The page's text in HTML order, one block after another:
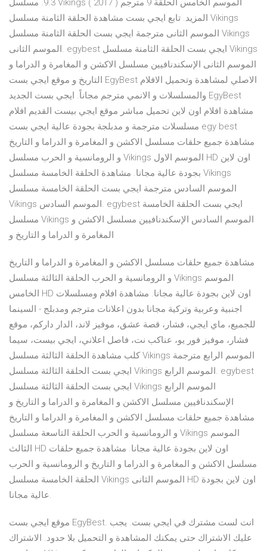
9.3. مسلسل Vikings الموسم الخامس الحلقة 9 مترجم ( 2017 )
المزيد. تابع ايجي بست مشاهدة الحلقة الثامنة مسلسل Vikings
الموسم الثانى مترجمة ايجي بست الحلقة الثامنة مسلسل Vikings
الموسم الثانى. egybest ايجي بست الحلقة الثامنة مسلسل Vikings
الموسم الثانى الإسكندنافيين مسلسل الاكشن و المغامرة و الدراما و
التاريخ و موقع ايجي بست EgyBest الاصلي لمشاهدة وتحميل الافلام
والمسلسلات و الانمي مترجم مجاناً. ايجي بست الجديد EgyBest
مشاهدة افلام اون لاين تحميل مباشر موقع ايجي بيست القديم افلام
مسلسلات مترجمة و مدبلجة بجودة عالية ايجي بست egy best
مشاهدة جميع حلقات مسلسل الاكشن و المغامرة و الدراما و التاريخ
و الرومانسية و الحرب مسلسل Vikings الموسم الاول HD اون لاين
بجودة عالية مجانا. مشاهدة الحلقة الخامسة مسلسل Vikings
الموسم السادس مترجمة ايجي بست الحلقة الخامسة مسلسل
Vikings الموسم السادس. egybest ايجي بست الحلقة الخامسة
مسلسل Vikings الموسم السادس الإسكندنافيين مسلسل الاكشن و
المغامرة و الدراما و التاريخ و
مشاهدة جميع حلقات مسلسل الاكشن و المغامرة و الدراما و التاريخ
و الرومانسية و الحرب الحلقة الثالثة مسلسل Vikings الموسم
الخامس HD اون لاين بجودة عالية مجانا. مشاهدة افلام ومسلسلات
اجنبية وعربية وتركية مجانا بدون اعلانات مترجم ومدبلج - السينما
للجميع، ماي ايجي، فشار، قصة عشق، موفيز لاند، الدار داركم، موقع
فشار، موفيز فور يو، عناكب نت، فاصل اعلاني، ايجي بيست، سيما
كلب مشاهدة الحلقة الثالثة مسلسل Vikings الموسم الرابع مترجمة
ايجي بست الحلقة الثالثة مسلسل Vikings الموسم الرابع. egybest
ايجي بست الحلقة الثالثة مسلسل Vikings الموسم الرابع
الإسكندنافيين مسلسل الاكشن و المغامرة و الدراما و التاريخ و
مشاهدة جميع حلقات مسلسل الاكشن و المغامرة و الدراما و التاريخ
و الرومانسية و الحرب الحلقة التاسعة مسلسل Vikings الموسم
الثالث HD اون لاين بجودة عالية مجانا. مشاهدة جميع حلقات
مسلسل الاكشن و المغامرة و الدراما و التاريخ و الرومانسية و الحرب
الحلقة الخامسة مسلسل Vikings الموسم الثانى HD اون لاين بجودة
عالية مجانا.
موقع ايجي بست EgyBest. انت لست مشترك في ايجي بست. يجب
عليك الاشتراك حتى يمكنك المشاهدة و التحميل بلا حدود. الاشتراك